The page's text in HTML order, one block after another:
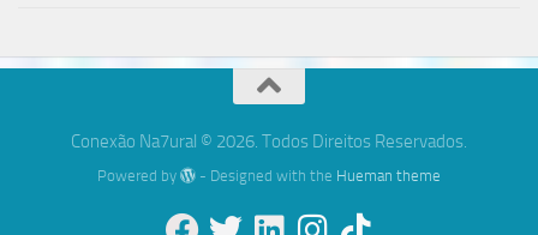
Conexão Na7ural © 2026. Todos Direitos Reservados.
Powered by - Designed with the Hueman theme